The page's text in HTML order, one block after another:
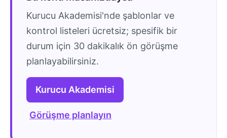
Kurucu Akademisi'nde şablonlar ve
kontrol listeleri ücretsiz; spesifik bir
durum için 30 dakikalık ön görüşme
planlayabilirsiniz.
Kurucu Akademisi
Görüşme planlayın